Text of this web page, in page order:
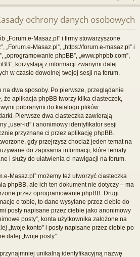
uj
si
ę
es
tru
si
z
ochrony danych osobowych
„Forum.e-Masaz.pl” i firmy stowarzyszone
„Forum.e-Masaz.pl”, „https://forum.e-masaz.pl” i
„oprogramowanie phpBB”, „www.phpbb.com”,
korzystają z informacji zwanymi dalej
w czasie dowolnej twojej sesji na forum.
na dwa sposoby. Po pierwsze, przeglądanie
że aplikacja phpBB tworzy kilka ciasteczek,
pobranymi do katalogu plików
Pierwsze dwa ciasteczka zawierają
„user-id” i anonimowy identyfikator sesji
przyznane ci przez aplikację phpBB.
gdy przejrzysz chociaż jeden temat na
używane do zapisania informacji, które tematy
i służy do ułatwienia ci nawigacji na forum.
Masaz.pl” możemy też utworzyć ciasteczka
phpBB, ale ich ten dokument nie dotyczy – ma
przez oprogramowanie phpBB. Drugi
o tobie, to dane wysyłane przez ciebie do
posty napisane przez ciebie jako anonimowy
posty”, konta użytkownika założone na
„twoje konto” i posty napisane przez ciebie po
dalej „twoje posty”.
unikalną identyfikacyjną nazwę